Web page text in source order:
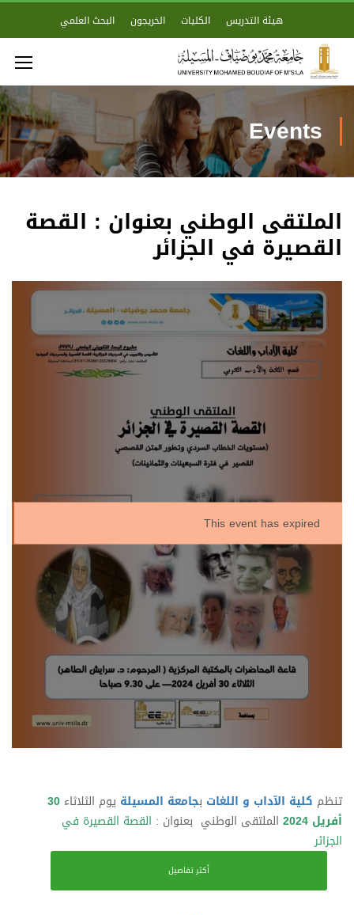
هيئة التدريس الكليات الخريجون البحث العلمي
Events
الملتقى الوطني بعنوان : القصة
القصيرة في الجزائر
This event has expired
تنظم كلية الآداب و اللغات بجامعة المسيلة يوم الثلاثاء 30
أفريل 2024
الملتقى الوطني بعنوان : القصة القصيرة في
الجزائر
أكثر تفاصيل